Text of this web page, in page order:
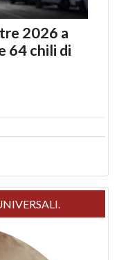
2026 a
64 chili di